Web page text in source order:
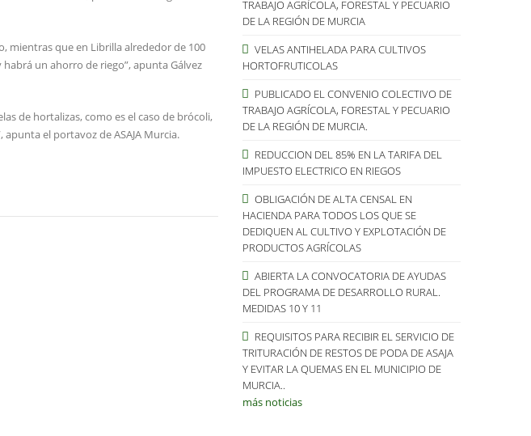
mientras que en Librilla alrededor de 100
un ahorro de riego”, apunta Gálvez
de hortalizas, como es el caso de brócoli,
el portavoz de ASAJA Murcia.
TRABAJO AGRÍCOLA, FORESTAL Y PECUARIO
DE LA REGIÓN DE MURCIA
VELAS ANTIHELADA PARA CULTIVOS
HORTOFRUTICOLAS
PUBLICADO EL CONVENIO COLECTIVO DE
TRABAJO AGRÍCOLA, FORESTAL Y PECUARIO
DE LA REGIÓN DE MURCIA.
REDUCCION DEL 85% EN LA TARIFA DEL
IMPUESTO ELECTRICO EN RIEGOS
OBLIGACIÓN DE ALTA CENSAL EN
HACIENDA PARA TODOS LOS QUE SE
DEDIQUEN AL CULTIVO Y EXPLOTACIÓN DE
PRODUCTOS AGRÍCOLAS
ABIERTA LA CONVOCATORIA DE AYUDAS
DEL PROGRAMA DE DESARROLLO RURAL.
MEDIDAS 10 Y 11
REQUISITOS PARA RECIBIR EL SERVICIO DE
TRITURACIÓN DE RESTOS DE PODA DE ASAJA
Y EVITAR LA QUEMAS EN EL MUNICIPIO DE
MURCIA..
más noticias